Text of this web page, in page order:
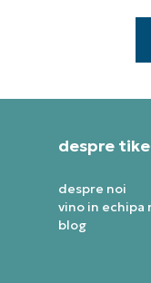
despre tike
despre noi
vino in echipa
blog